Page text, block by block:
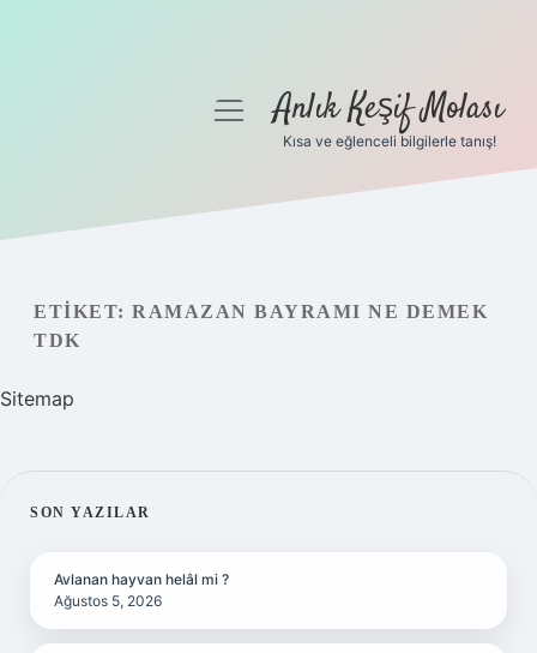
Gizlilik Politikası
Hakkımızda
menüyüAnlık Keşif Molası
Kısa ve eğlenceli bilgilerle tanış!
ETIKET: RAMAZAN BAYRAMI NE DEMEK
TDK
Sitemap
SIDEBAR
SON YAZILAR
Avlanan hayvan helâl mi ?
Ağustos 5, 2026